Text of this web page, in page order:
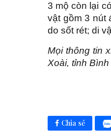
3 mộ còn lại
vật gồm 3 nút
do sốt rét; di
Mọi thông tin
Xoài, tỉnh
Chia sẻ